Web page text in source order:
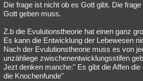
Die frage ist nicht ob es Gott gibt. Die
Gott geben muss.
Z.b die Evulutionstheorie hat einen ganz
Es kann die Entwicklung der Lebewesen
Nach der Evulutionstheorie muss es von
unzähliege zwischenentwicklungsstifen
Jezt denken manche:" Es gibt die Affen
die Knochenfunde"